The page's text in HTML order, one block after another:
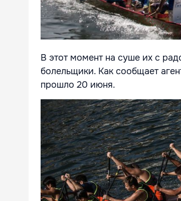
В этот момент на суше их с
болельщики. Как сообщает
прошло 20 июня.